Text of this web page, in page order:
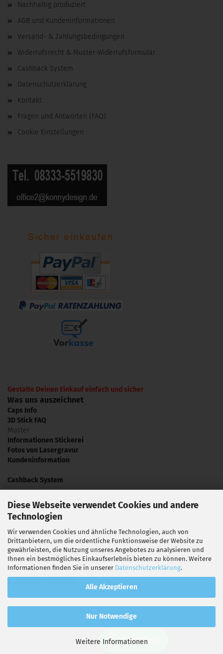
Diese Webseite verwendet Cookies und andere
Technologien
Wir verwenden Cookies und ähnliche Technologien, auch von
Drittanbietern, um die ordentliche Funktionsweise der Website zu
gewährleisten, die Nutzung unseres Angebotes zu analysieren und
Ihnen ein bestmögliches Einkaufserlebnis bieten zu können. Weitere
Informationen finden Sie in unserer Datenschutzerklärung.
Alle Akzeptieren
Nur Notwendige
Weitere Informationen
Nachhaltig produziert
AGB und Kundeninformationen
Versand- & Zahlungsbedingungen
Widerrufsrecht & Muster-Widerrufsformular
Cashback System
Datenschutzerklärung
Kontakt
Fragen und Antworten (FAQ)
Cookie Einstellungen
Gestalte Deinen Einkauf einfach und sicher
Was uns auszeichnet
Caps Info
3D Stick FAQ
Muster
Informationen Stickerei
Fotos von Lasergravur
Kundeninformation
Cashback System
Informationen zum Druckverfahren
Sublimationsdruck
Referenzbilder
Video Tutorials
Presse
Vertrag widerrufen
Konnydesign.de
hat4,70
Bewertungen auf Shop-Berater.com
Copyright 2013 - 2026. All Rights Reserved.
WhatsApp